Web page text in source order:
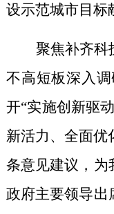
设示范城市目标
聚焦补齐科
不高短板深入
开“实施创新驱
新活力、全面优
条意见建议，为
政府主要领导出